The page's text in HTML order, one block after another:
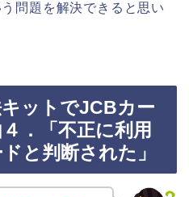
問題を解決できると思い
ットでJCBカー
．「不正に利用
と判断された」